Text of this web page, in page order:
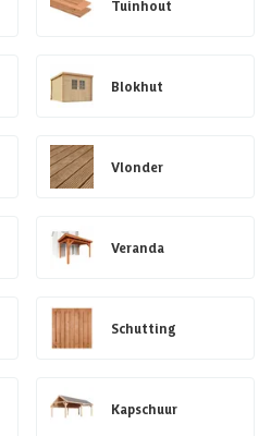
Tuinhout
Blokhut
Vlonder
Veranda
Schutting
Kapschuur